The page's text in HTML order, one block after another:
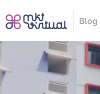
Blog